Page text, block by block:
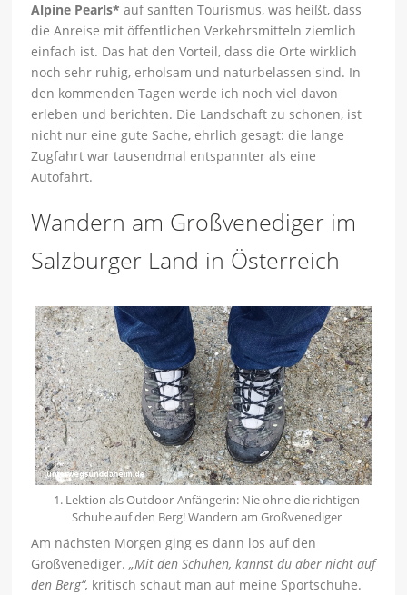
Alpine Pearls* auf sanften Tourismus, was heißt, dass
die Anreise mit öffentlichen Verkehrsmitteln ziemlich
einfach ist. Das hat den Vorteil, dass die Orte wirklich
noch sehr ruhig, erholsam und naturbelassen sind. In
den kommenden Tagen werde ich noch viel davon
erleben und berichten. Die Landschaft zu schonen, ist
nicht nur eine gute Sache, ehrlich gesagt: die lange
Zugfahrt war tausendmal entspannter als eine
Autofahrt.
Wandern am Großvenediger im
Salzburger Land in Österreich
1. Lektion als Outdoor-Anfängerin: Nie ohne die richtigen
Schuhe auf den Berg! Wandern am Großvenediger
Am nächsten Morgen ging es dann los auf den
Großvenediger.„Mit den Schuhen, kannst du aber nicht auf
den Berg“, kritisch schaut man auf meine Sportschuhe.